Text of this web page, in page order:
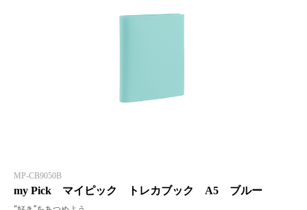
MP-CB9050B
my Pick マイピック トレカブック A5 ブルー